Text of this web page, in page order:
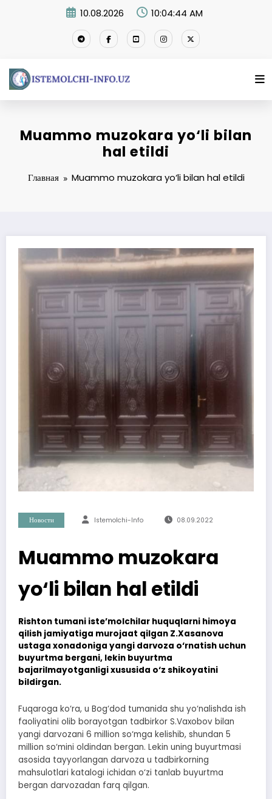
10.08.2026 10:04:45 AM
Muammo muzokara yo‘li bilan
hal etildi
Главная Muammo muzokara yo‘li bilan hal etildi
Новости Istemolchi-Info 08.09.2022
Muammo muzokara
yo‘li bilan hal etildi
Rishton tumani iste’molchilar huquqlarni himoya
qilish jamiyatiga murojaat qilgan Z.Xasanova
ustaga xonadoniga yangi darvoza o‘rnatish uchun
buyurtma bergani, lekin buyurtma
bajarilmayotganligi xususida o‘z shikoyatini
bildirgan.
Fuqaroga ko‘ra, u Bog‘dod tumanida shu yo‘nalishda ish
faoliyatini olib borayotgan tadbirkor S.Vaxobov bilan
yangi darvozani 6 million so‘mga kelishib, shundan 5
million so‘mini oldindan bergan. Lekin uning buyurtmasi
asosida tayyorlangan darvoza u tadbirkorning
mahsulotlari katalogi ichidan o‘zi tanlab buyurtma
bergan darvozadan farq qilgan.